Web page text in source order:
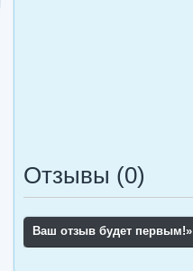
Отзывы (0)
Ваш отзыв будет первым!»